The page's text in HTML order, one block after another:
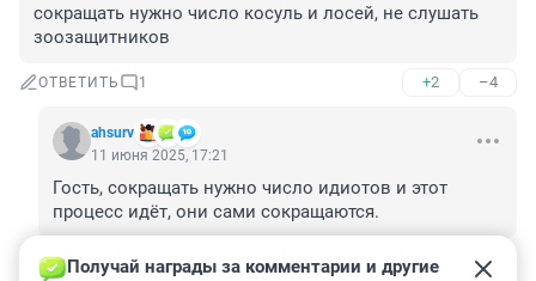
сокращать нужно число косуль и лосей, не слушать
зоозащитников
ОТВЕТИТЬ 1 +2 –4
ahsurv
11 июня 2025, 17:21
Гость, сокращать нужно число идиотов и этот
процесс идёт, они сами сокращаются.
ОТВЕТИТЬ –0
Получай награды за комментарии и другие